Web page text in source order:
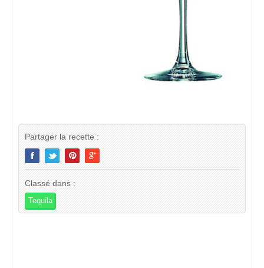
Partager la recette :
Classé dans :
Tequila